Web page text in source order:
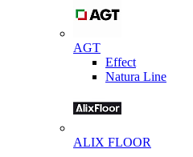
AGT
Effect
Natura Line
ALIX FLOOR